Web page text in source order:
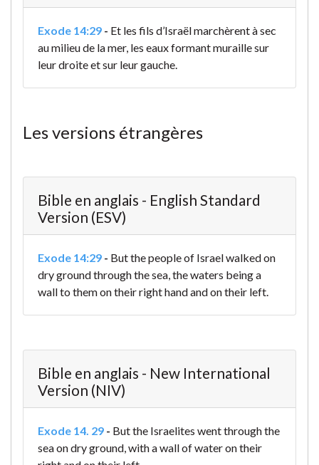
Exode 14:29 - Et les fils d’Israël marchèrent à sec
au milieu de la mer, les eaux formant muraille sur
leur droite et sur leur gauche.
Les versions étrangères
Bible en anglais - English Standard
Version (ESV)
Exode 14:29 - But the people of Israel walked on
dry ground through the sea, the waters being a
wall to them on their right hand and on their left.
Bible en anglais - New International
Version (NIV)
Exode 14. 29 - But the Israelites went through the
sea on dry ground, with a wall of water on their